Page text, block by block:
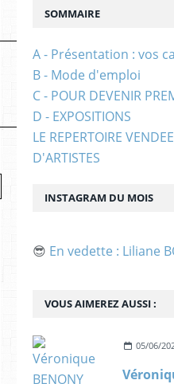
VOUS AIMEREZ AUSSI :
05/06/
SOMMAIRE
A - Présentation : vos
B - Mode d'emploi
C - POUR DEVENIR
D - EXPOSITIONS
LE REPERTOIRE
D'ARTISTES
INSTAGRAM DU MOIS
😎 En vedette : Liliane